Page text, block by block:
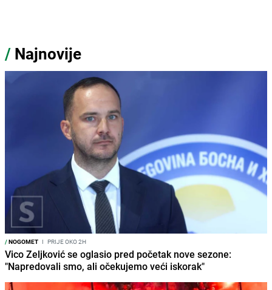
/ Najnovije
/NOGOMET I PRIJE OKO 2H
Vico Zeljković se oglasio pred početak nove sezone:
"Napredovali smo, ali očekujemo veći iskorak"